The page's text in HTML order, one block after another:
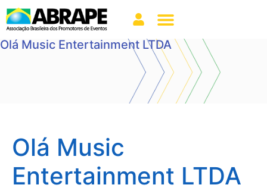
Olá Music Entertainment LTDA
Olá Music
Entertainment LTDA